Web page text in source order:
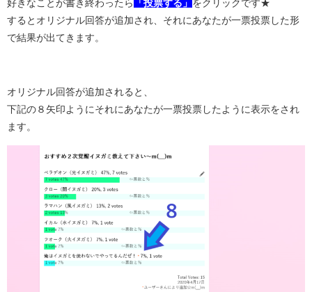
好きなことが書き終わったら 「投票する」 をクリックです★
するとオリジナル回答が追加され、それにあなたが一票投票した形
で結果が出てきます。
オリジナル回答が追加されると、
下記の８矢印ようにそれにあなたが一票投票したように表示をされ
ます。